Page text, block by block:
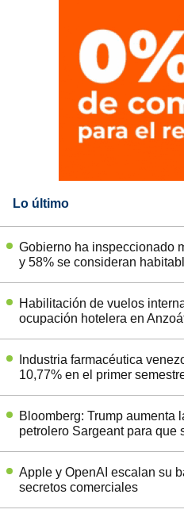
Lo último
Gobierno ha inspeccionado
y 58% se consideran
Habilitación de vuelos
ocupación hotelera en
Industria farmacéutica
10,77% en el primer
Bloomberg: Trump aumenta
petrolero Sargeant para que
Apple y OpenAI escalan su
secretos comerciales